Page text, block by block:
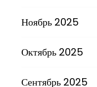
Ноябрь 2025
Октябрь 2025
Сентябрь 2025